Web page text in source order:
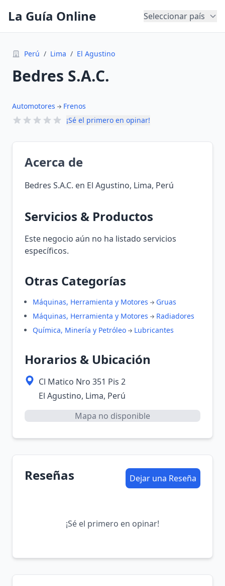
La Guía Online Seleccionar país
Perú / Lima / El Agustino
Bedres S.A.C.
Automotores
Frenos
¡Sé el primero en opinar!
Acerca de
Bedres S.A.C. en El Agustino, Lima, Perú
Servicios & Productos
Este negocio aún no ha listado servicios
específicos.
Otras Categorías
Máquinas, Herramienta y Motores
Gruas
Máquinas, Herramienta y Motores
Radiadores
Química, Minería y Petróleo
Lubricantes
Horarios & Ubicación
Cl Matico Nro 351 Pis 2
El Agustino, Lima, Perú
Mapa no disponible
Reseñas Dejar una Reseña
¡Sé el primero en opinar!